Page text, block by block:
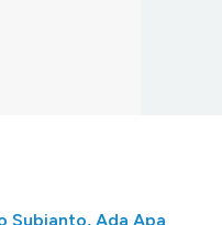
Subianto, Ada Apa